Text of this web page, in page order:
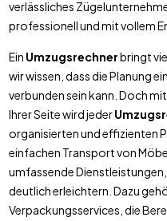
verlässliches
professionell und mit vollem
Ein Umzugsrechnerbringt
wir wissen, dass die Planung
verbunden sein kann. Doch
Ihrer Seite wird jeder
organisierten und effizienten
einfachen Transport von
umfassende Dienstleistungen,
deutlich erleichtern. Dazu
Verpackungsservices, die